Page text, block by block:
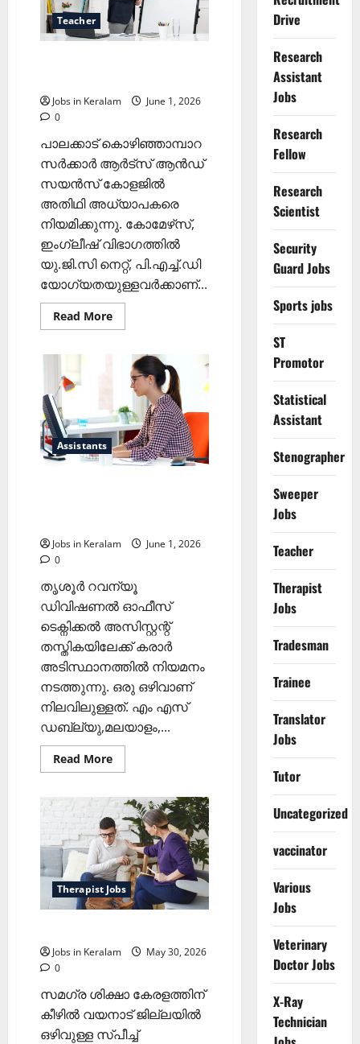
Teacher
Jobs in Keralam
June 1, 2026
0
പാലക്കാട്‌ കൊഴിഞ്ഞാമ്പാറ
സര്‍ക്കാര്‍ ആര്‍ട്സ് ആന്‍ഡ്
സയന്‍സ് കോളജില്‍
അതിഥി അധ്യാപകരെ
നിയമിക്കുന്നു. കോമേഴ്‌സ്,
ഇംഗ്ലീഷ് വിഭാഗത്തില്‍
യു.ജി.സി നെറ്റ്, പി.എച്ച്.ഡി
യോഗ്യതയുള്ളവര്‍ക്കാണ്...
Read MoreRead
more
നിയമനം;
അഭിമുഖം
ജൂണ്‍
ന്
Assistants
Jobs in Keralam
June 1, 2026
0
തൃശൂർ റവന്യൂ
ഡിവിഷണൽ ഓഫീസ്
ടെക്നിക്കൽ അസിസ്റ്റന്റ്
തസ്തികയിലേക്ക് കരാർ
അടിസ്ഥാനത്തിൽ നിയമനം
നടത്തുന്നു. ഒരു ഒഴിവാണ്
നിലവിലുള്ളത്. എം എസ്
ഡബ്ല്യു,മലയാളം,...
Read MoreRead
more
അസിസ്റ്റന്റ്
തസ്തികയിലേക്ക്
കരാർ
നിയമനം
Therapist Jobs
Jobs in Keralam
May 30, 2026
0
സമഗ്ര ശിക്ഷാ കേരളത്തിന്
കീഴിൽ വയനാട്‌ ജില്ലയിൽ
ഒഴിവുള്ള സ്‌പീച്ച്
Drive
Research
Assistant
Jobs
Research
Fellow
Research
Scientist
Security
Guard Jobs
Sports jobs
ST
Promotor
Statistical
Assistant
Stenographer
Sweeper
Jobs
Teacher
Therapist
Jobs
Tradesman
Trainee
Translator
Jobs
Tutor
Uncategorized
vaccinator
Various
Jobs
Veterinary
Doctor Jobs
X-Ray
Technician